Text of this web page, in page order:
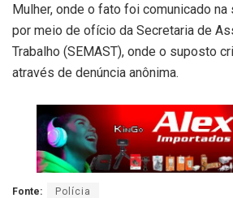
Mulher, onde o fato foi comunicado
por meio de ofício da Secretaria de
Trabalho (SEMAST), onde o suposto
através de denúncia anônima.
Fonte: Polícia